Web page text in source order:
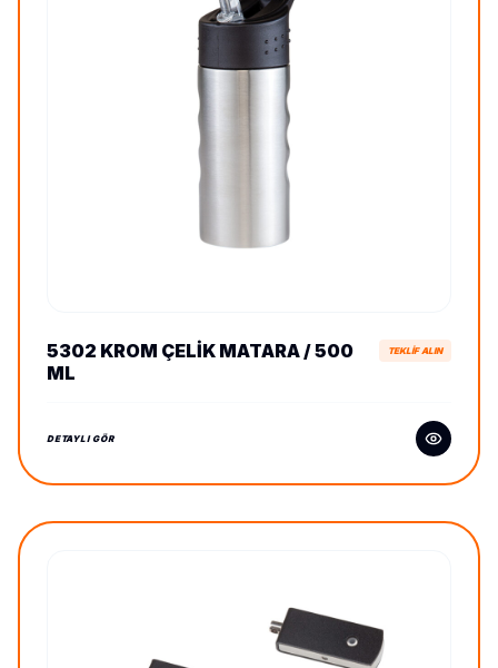
5302 KROM ÇELIK MATARA / 500
ML
TEKLİF ALIN
DETAYLI GÖR